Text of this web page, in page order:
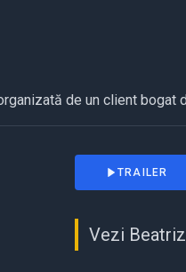
de un client bogat
TRAILER
Vezi